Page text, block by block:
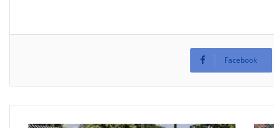
Facebook